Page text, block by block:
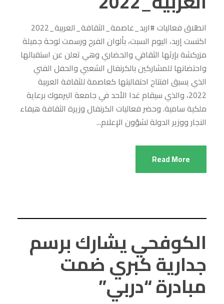
انطلاق فعاليات #اربد_عاصمة_الثقافة_العربية_2022
اكتست إربد، اليوم السبت، بألوان الفرح ورسمت لوحة جميلة
مزركشة بإرثها الثقافي والحضاري وهي تعلن عن استقبالها
واحتضانها للمشاركين بالكرنفال الشعبي والحفل الفني
الذي يسبق افتتاح احتفاليتها كعاصمة للثقافة العربية
2022، والذي سيقام غدا الأحد في جامعة اليرموك برعاية
ملكية سامية. وحضر فعاليات الكرنفال وزيرة الثقافة هيفاء
النجار ووزير الدولة لشؤون الإعلام...
Read More
الكوفحي يشارك برسم
جدارية كبري ضمت
مبادرة “دربي”